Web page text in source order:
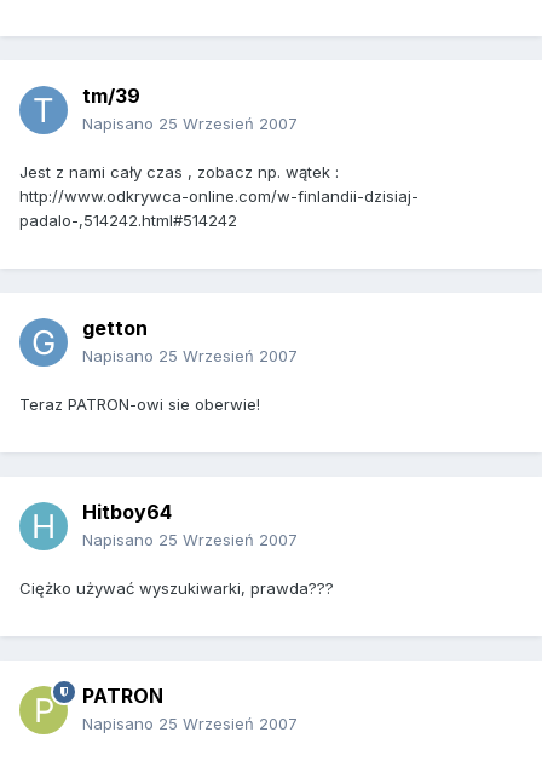
tm/39
Napisano 25 Wrzesień 2007
Jest z nami cały czas , zobacz np. wątek :
http://www.odkrywca-online.com/w-finlandii-dzisiaj-
padalo-,514242.html#514242
getton
Napisano 25 Wrzesień 2007
Teraz PATRON-owi sie oberwie!
Hitboy64
Napisano 25 Wrzesień 2007
Ciężko używać wyszukiwarki, prawda???
PATRON
Napisano 25 Wrzesień 2007